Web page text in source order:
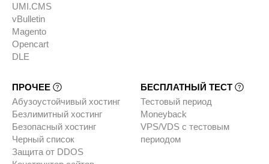
UMI.CMS
vBulletin
Magento
Opencart
DLE
ПРОЧЕЕ
Абузоустойчивый хостинг
Безлимитный хостинг
Безопасный хостинг
Черный список
Защита от DDOS
БЕСПЛАТНЫЙ ТЕСТ
Тестовый период
Moneyback
VPS/VDS с тестовым
периодом